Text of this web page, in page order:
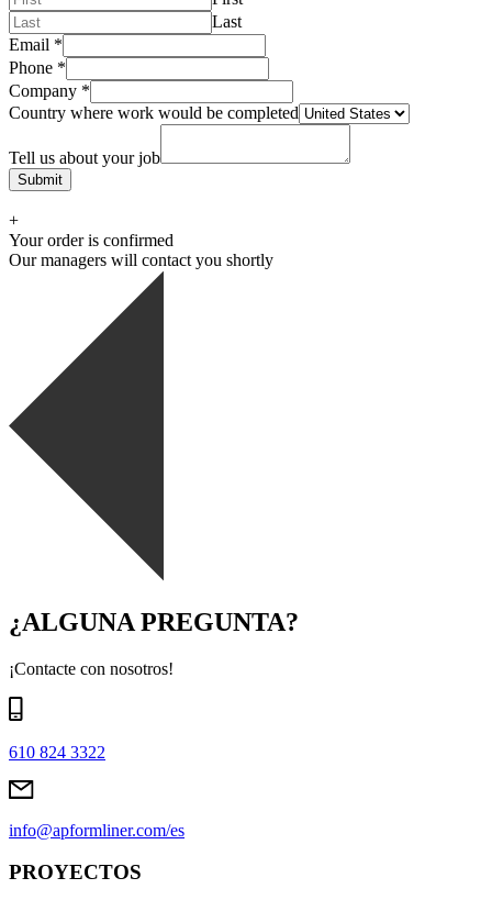
Last
Email *
Phone *
Company *
Country where work would be completed
Tell us about your job
Submit
+
Your order is confirmed
Our managers will contact you shortly
¿ALGUNA PREGUNTA?
¡Contacte con nosotros!
610 824 3322
info@apformliner.com/es
PROYECTOS